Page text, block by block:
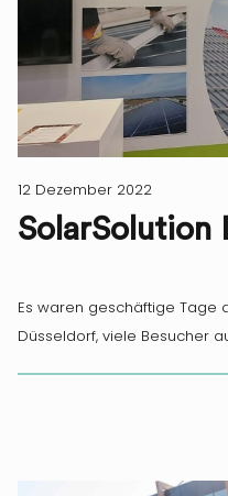
12 Dezember 2022
SolarSolution
Es waren geschäftige Tage
Düsseldorf, viele Besucher